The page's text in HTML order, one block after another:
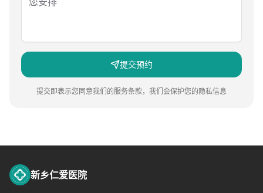
提交预约
提交即表示您同意我们的服务条款，我们会保护您的隐私信息
新乡仁爱医院